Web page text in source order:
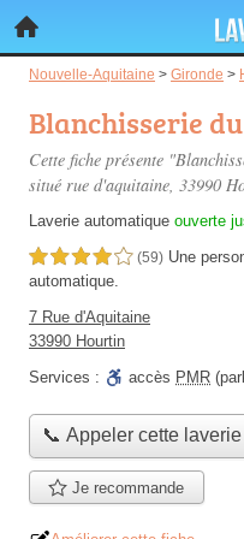
Nouvelle-Aquitaine > Gironde >
Blanchisserie
Cette fiche présente
situé rue d'aquitaine, 33990
Laverie automatique ouverte
4,0 étoiles sur 5 (59) Une
automatique.
7 Rue d'Aquitaine
33990 Hourtin
Services :
accès PMR
📞 Appeler cette
Je recommande